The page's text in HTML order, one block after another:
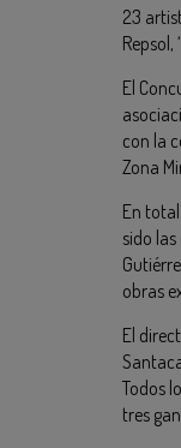
23
El
con la
Zona
En
sido
obras
El
Todos
tres